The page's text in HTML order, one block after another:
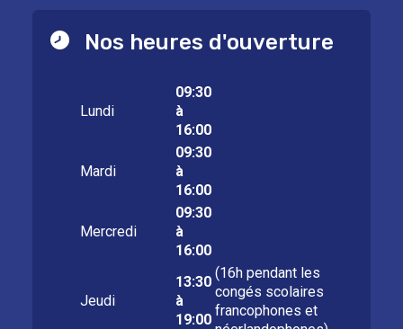
Nos heures d'ouverture
Lundi
09:30
à
16:00
Mardi
09:30
à
16:00
Mercredi
09:30
à
16:00
Jeudi
13:30
à
19:00
(16h pendant les
congés scolaires
francophones et